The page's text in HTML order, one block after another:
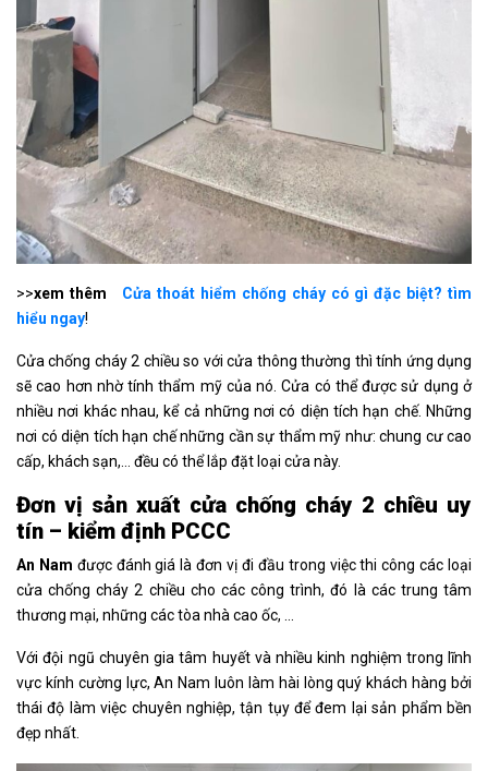
>>xem thêm
Cửa thoát hiểm chống cháy có gì đặc biệt? tìm
hiểu ngay!
Cửa chống cháy 2 chiều so với cửa thông thường thì tính ứng dụng
sẽ cao hơn nhờ tính thẩm mỹ của nó. Cửa có thể được sử dụng ở
nhiều nơi khác nhau, kể cả những nơi có diện tích hạn chế. Những
nơi có diện tích hạn chế những cần sự thẩm mỹ như: chung cư cao
cấp, khách sạn,… đều có thể lắp đặt loại cửa này.
Đơn vị sản xuất cửa chống cháy 2 chiều uy
tín – kiểm định PCCC
An Nam được đánh giá là đơn vị đi đầu trong việc thi công các loại
cửa chống cháy 2 chiều cho các công trình, đó là các trung tâm
thương mại, những các tòa nhà cao ốc, …
Với đội ngũ chuyên gia tâm huyết và nhiều kinh nghiệm trong lĩnh
vực kính cường lực, An Nam luôn làm hài lòng quý khách hàng bởi
thái độ làm việc chuyên nghiệp, tận tụy để đem lại sản phẩm bền
đẹp nhất.